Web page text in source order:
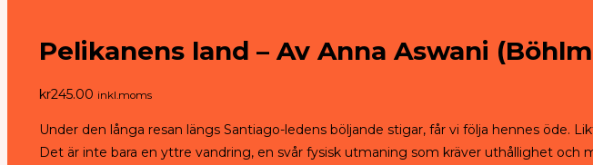
Pelikanens land – Av Anna Aswani
kr245.00 inkl.moms
Under den långa resan längs Santiago-ledens böljande stigar, får vi följa hennes öde.
Det är inte bara en yttre vandring, en svår fysisk utmaning som kräver uthållighet och